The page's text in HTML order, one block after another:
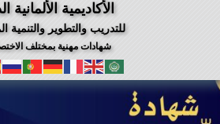
الأكاديمية الألمانية
للتدريب والتطوير والتنمية
شهادات مهنية بمختلف